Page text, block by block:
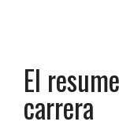
El
carrera